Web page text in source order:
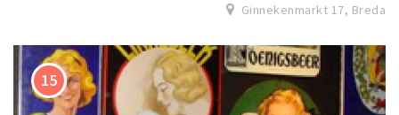
Ginnekenmarkt 17, Breda